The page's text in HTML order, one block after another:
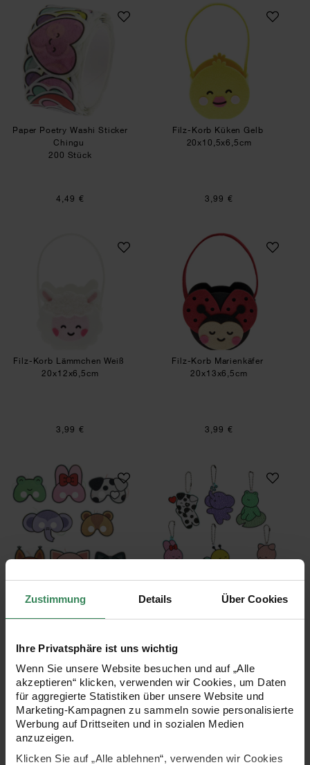
Zustimmung Details Über Cookies
Ihre Privatsphäre ist uns wichtig
Wenn Sie unsere Website besuchen und auf „Alle
akzeptieren“ klicken, verwenden wir Cookies, um Daten
für aggregierte Statistiken über unsere Website und
Marketing-Kampagnen zu sammeln sowie personalisierte
Werbung auf Drittseiten und in sozialen Medien
anzuzeigen.
Klicken Sie auf „Alle ablehnen“, verwenden wir Cookies
Paper Poetry Washi Sticker Chingu
Paper Poetry Washi Sticker
Chingu
200 Stück
4,49 €
Filz-Korb Küken
Filz-Korb Küken Gelb
20x10,5x6,5cm
3,99 €
Filz-Korb Lämmchen Weiß
Filz-Korb Lämmchen Weiß
20x12x6,5cm
3,99 €
Filz-Korb
Filz-Korb Marienkäfer
20x13x6,5cm
3,99 €
Diamond Painting Masken Tiere
Tiere
52-teilig
Diamond
Diamond Painting
Aufhänger Tiere
Folienballon Airwalker Eichhörnchen
Folienballon